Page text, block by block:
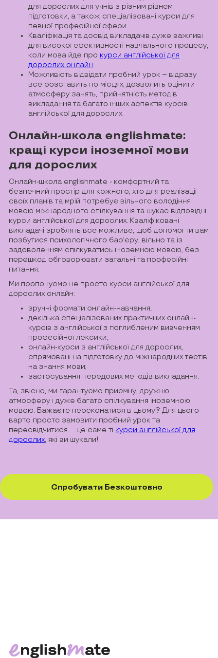
для дорослих для учнів з різним рівнем
підготовки, а також спеціалізовані курси для
певної професійної сфери.
Кваліфікація та досвід викладачів дуже важливі
для високої ефективності навчального процесу,
коли мова йде про курси англійської для
дорослих онлайн.
Можливість відвідати пробний урок – відразу
все розставить по місцях, дозволить оцінити
атмосферу занять, прийнятність методів
викладання та багато інших аспектів курсів
англійської для дорослих.
Онлайн-школа englishmate:
кращі курси іноземної мови
для дорослих
Онлайн-школа englishmate - комфортний та
безпечний простір для кожного, хто для реалізації
своїх планів та мрій потребує вільного володіння
мовою міжнародного спілкування та шукає відповідні
курси англійської для дорослих. Кваліфіковані
викладачі зроблять все можливе, щоб допомогти вам
позбутися психологічного бар'єру, вільно та із
задоволенням спілкуватись іноземною мовою, без
перешкод обговорювати загальні та професійні
питання.
Ми пропонуємо не просто курси англійської для
дорослих онлайн:
зручні формати онлайн-навчання;
декілька спеціалізованих практичних онлайн-
курсів з англійської з поглибленим вивченням
професійної лексики;
онлайн-курси з англійської для дорослих,
спрямовані на підготовку до міжнародних тестів
на знання мови;
застосування передових методів викладання.
Та, звісно, ми гарантуємо приємну, дружню
атмосферу і дуже багато спілкування іноземною
мовою. Бажаєте переконатися в цьому? Для цього
варто просто замовити пробний урок та
пересвідчитися – це саме ті курси англійської для
дорослих, які ви шукали!
Спробувати Безкоштовно